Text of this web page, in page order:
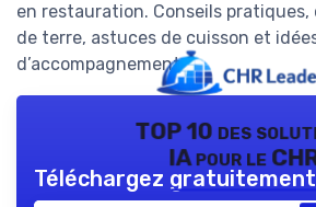
en restauration. Conseils pratiques,
de terre, astuces de cuisson et
d’accompagnements.
TOP 10 des
IA pour le
Téléchargez